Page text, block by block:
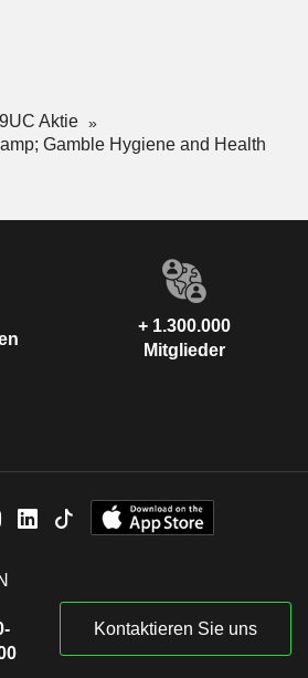
Aktie
Gamble Hygiene and Health
+ 1.300.000
Mitglieder
Kontaktieren Sie uns